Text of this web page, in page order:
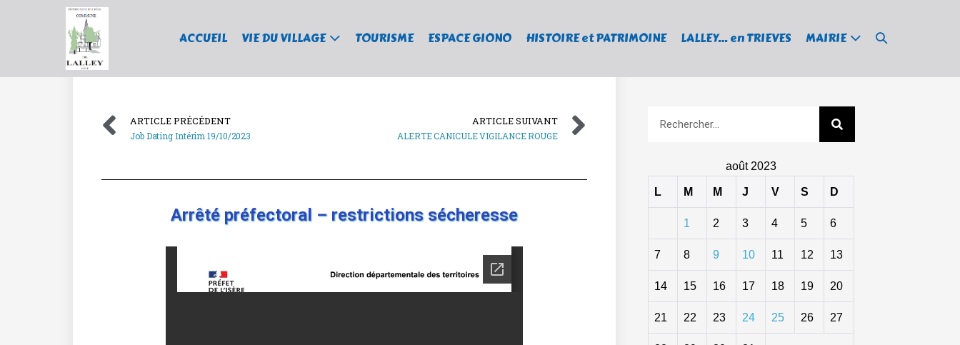
ACCUEIL VIE DU VILLAGE TOURISME ESPACE GIONO HISTOIRE et PATRIMOINE LALLEY… en TRIEVES MAIRIE
ARTICLE PRÉCÉDENT
Job Dating Intérim 19/10/2023
ARTICLE SUIVANT
ALERTE CANICULE VIGILANCE ROUGE
Arrêté préfectoral – restrictions sécheresse
août 2023
L M M J V S D
1 2 3 4 5 6
7 8 9 10 11 12 13
14 15 16 17 18 19 20
21 22 23 24 25 26 27